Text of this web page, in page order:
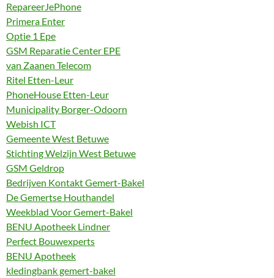
RepareerJePhone
Primera Enter
Optie 1 Epe
GSM Reparatie Center EPE
van Zaanen Telecom
Ritel Etten-Leur
PhoneHouse Etten-Leur
Municipality Borger-Odoorn
Webish ICT
Gemeente West Betuwe
Stichting Welzijn West Betuwe
GSM Geldrop
Bedrijven Kontakt Gemert-Bakel
De Gemertse Houthandel
Weekblad Voor Gemert-Bakel
BENU Apotheek Lindner
Perfect Bouwexperts
BENU Apotheek
kledingbank gemert-bakel